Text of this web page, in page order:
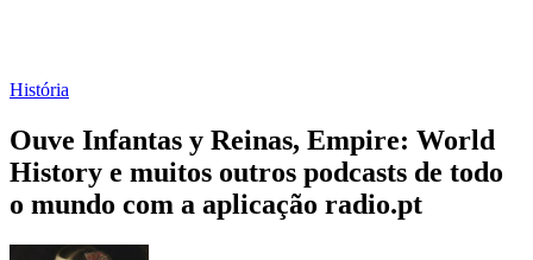
História
Ouve Infantas y Reinas, Empire: World
History e muitos outros podcasts de todo
o mundo com a aplicação radio.pt